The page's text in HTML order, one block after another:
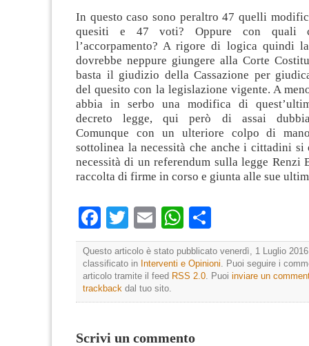
In questo caso sono peraltro 47 quelli
quesiti e 47 voti? Oppure con quali
l’accorpamento? A rigore di logica quindi
dovrebbe neppure giungere alla Corte
basta il giudizio della Cassazione per
del quesito con la legislazione vigente. A
abbia in serbo una modifica di
decreto legge, qui però di assai dubbia
Comunque con un ulteriore colpo di
sottolinea la necessità che anche i cittadini si
necessità di un referendum sulla legge Renzi
raccolta di firme in corso e giunta alle sue
Facebook
TwitterEmailWhatsApp
Questo articolo è stato pubblicato venerdì, 1 Luglio
classificato in Interventi e Opinioni . Puoi seguire i
articolo tramite il feed RSS 2.0 . Puoi inviare un
trackback dal tuo sito.
Scrivi un commento